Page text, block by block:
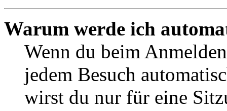
Warum werde ich
Wenn du beim
jedem Besuch
wirst du nur für eine